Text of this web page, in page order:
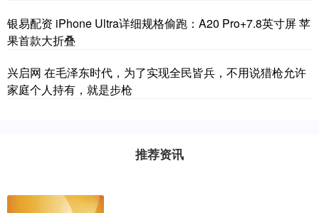
银易配资 iPhone Ultra详细规格偷跑：A20 Pro+7.8英寸屏 苹
果首款大折叠
兴启网 在毛泽东时代，为了实现全民皆兵，不用说猎枪允许
家庭个人持有，就是步枪
推荐资讯